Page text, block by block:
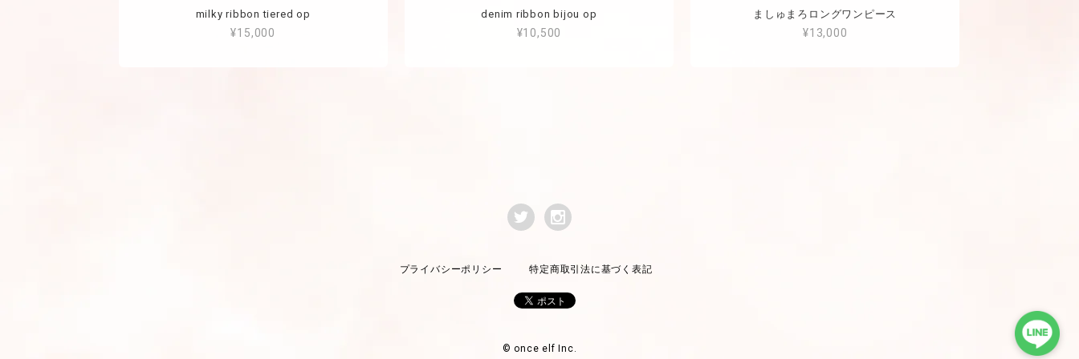
milky ribbon tiered op
¥15,000
denim ribbon bijou op
¥10,500
ましゅまろロングワンピース
¥13,000
プライバシーポリシー 特定商取引法に基づく表記
© once elf Inc.